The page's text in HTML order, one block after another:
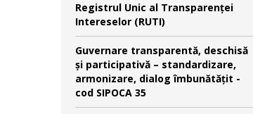
Registrul Unic al Transparenței
Intereselor (RUTI)
Guvernare transparentă, deschisă
și participativă – standardizare,
armonizare, dialog îmbunătățit -
cod SIPOCA 35